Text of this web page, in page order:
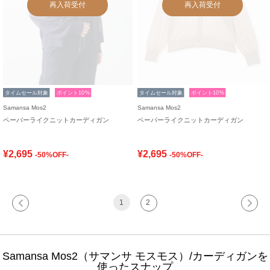
再入荷受付
タイムセール対象 ポイント10%
Samansa Mos2
ペーパーライクニットカーディガン
¥2,695 -50%OFF-
再入荷受付
タイムセール対象 ポイント10%
Samansa Mos2
ペーパーライクニットカーディガン
¥2,695 -50%OFF-
1 2
Samansa Mos2（サマンサ モスモス）/カーディガンを
使ったスナップ